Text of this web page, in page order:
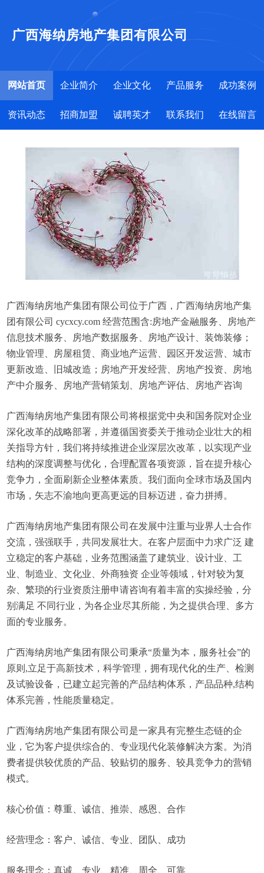
广西海纳房地产集团有限公司
网站首页 企业简介 企业文化 产品服务 成功案例
资讯动态 招商加盟 诚聘英才 联系我们 在线留言
广西海纳房地产集团有限公司位于广西，广西海纳房地产集
团有限公司 cycxcy.com 经营范围含:房地产金融服务、房地产
信息技术服务、房地产数据服务、房地产设计、装饰装修；
物业管理、房屋租赁、商业地产运营、园区开发运营、城市
更新改造、旧城改造；房地产开发经营、房地产投资、房地
产中介服务、房地产营销策划、房地产评估、房地产咨询
广西海纳房地产集团有限公司将根据党中央和国务院对企业
深化改革的战略部署，并遵循国资委关于推动企业壮大的相
关指导方针，我们将持续推进企业深层次改革，以实现产业
结构的深度调整与优化，合理配置各项资源，旨在提升核心
竞争力，全面刷新企业整体素质。我们面向全球市场及国内
市场，矢志不渝地向更高更远的目标迈进，奋力拼搏。
广西海纳房地产集团有限公司在发展中注重与业界人士合作
交流，强强联手，共同发展壮大。在客户层面中力求广泛 建
立稳定的客户基础，业务范围涵盖了建筑业、设计业、工
业、制造业、文化业、外商独资 企业等领域，针对较为复
杂、繁琐的行业资质注册申请咨询有着丰富的实操经验，分
别满足 不同行业，为各企业尽其所能，为之提供合理、多方
面的专业服务。
广西海纳房地产集团有限公司秉承“质量为本，服务社会”的
原则,立足于高新技术，科学管理，拥有现代化的生产、检测
及试验设备，已建立起完善的产品结构体系，产品品种,结构
体系完善，性能质量稳定。
广西海纳房地产集团有限公司是一家具有完整生态链的企
业，它为客户提供综合的、专业现代化装修解决方案。为消
费者提供较优质的产品、较贴切的服务、较具竞争力的营销
模式。
核心价值：尊重、诚信、推崇、感恩、合作
经营理念：客户、诚信、专业、团队、成功
服务理念：真诚、专业、精准、周全、可靠